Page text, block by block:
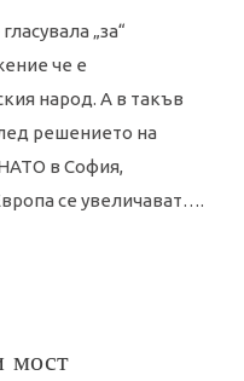
„за“
че е
народ. А в такъв
решението на
в София,
се увеличават….
мост